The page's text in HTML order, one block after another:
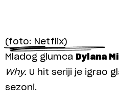
(foto: Netflix)
Mladog glumca Dylana
Why. U hit seriji je igrao
sezoni.